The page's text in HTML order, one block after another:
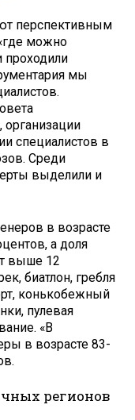
перспективным
можно
проходили
мы
специалистов в
Среди
выделили и
в возрасте
а доля
выше 12
биатлон, гребля
конькобежный
пулевая
«В
в возрасте 83-
регионов